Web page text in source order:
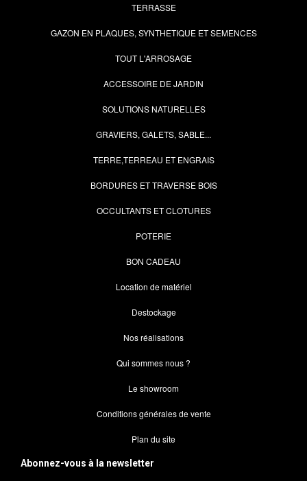
TERRASSE
GAZON EN PLAQUES, SYNTHETIQUE ET SEMENCES
TOUT L'ARROSAGE
ACCESSOIRE DE JARDIN
SOLUTIONS NATURELLES
GRAVIERS, GALETS, SABLE...
TERRE,TERREAU ET ENGRAIS
BORDURES ET TRAVERSE BOIS
OCCULTANTS ET CLOTURES
POTERIE
BON CADEAU
Location de matériel
Destockage
Nos réalisations
Qui sommes nous ?
Le showroom
Conditions générales de vente
Plan du site
Abonnez-vous à la newsletter